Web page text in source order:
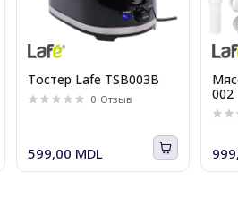
Тостер Lafe TSB003B
0 Отзыв
599,00 MDL
002